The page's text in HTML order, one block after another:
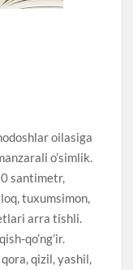
oilasiga
o’simlik.
santimetr,
tuxumsimon,
arra tishli.
qo’ng’ir.
qizil, yashil,